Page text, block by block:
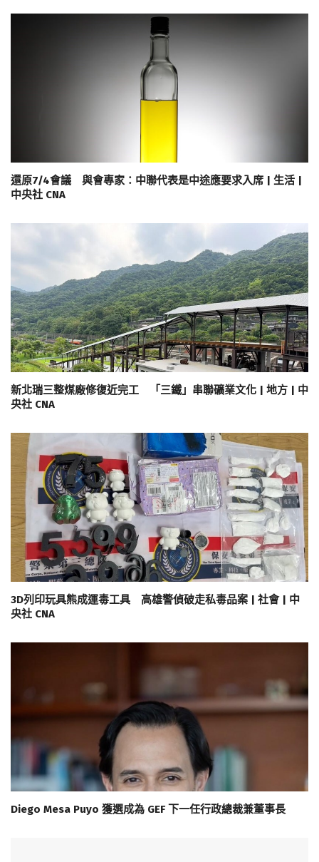
還原7/4會議 與會專家：中聯代表是中途應要求入席 | 生活 |
中央社 CNA
新北瑞三整煤廠修復近完工 「三鐵」串聯礦業文化 | 地方 | 中
央社 CNA
3D列印玩具熊成運毒工具 高雄警偵破走私毒品案 | 社會 | 中
央社 CNA
Diego Mesa Puyo 獲選成為 GEF 下一任行政總裁兼董事長